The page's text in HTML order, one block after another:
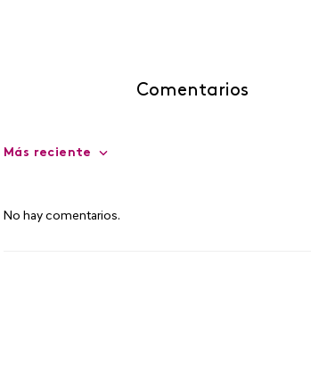
Comentarios
Más reciente
No hay comentarios.